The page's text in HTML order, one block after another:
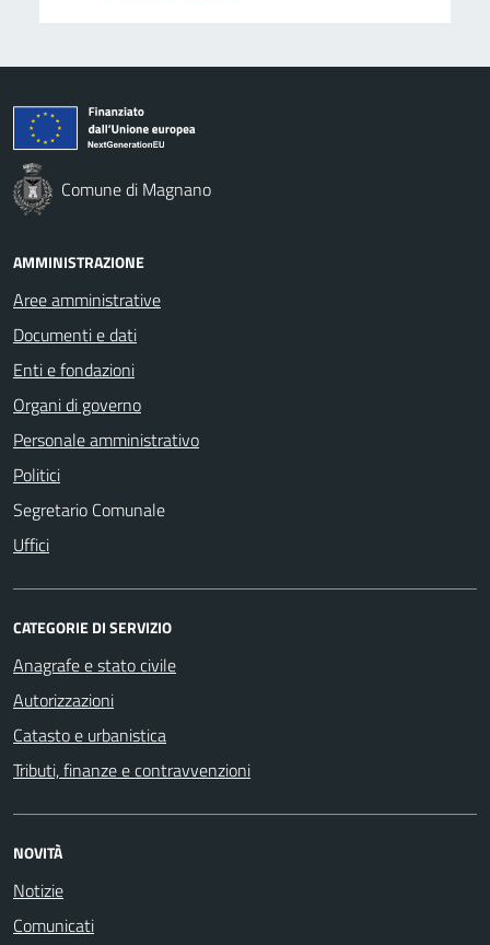
Comune di Magnano
AMMINISTRAZIONE
Aree amministrative
Documenti e dati
Enti e fondazioni
Organi di governo
Personale amministrativo
Politici
Segretario Comunale
Uffici
CATEGORIE DI SERVIZIO
Anagrafe e stato civile
Autorizzazioni
Catasto e urbanistica
Tributi, finanze e contravvenzioni
NOVITÀ
Notizie
Comunicati